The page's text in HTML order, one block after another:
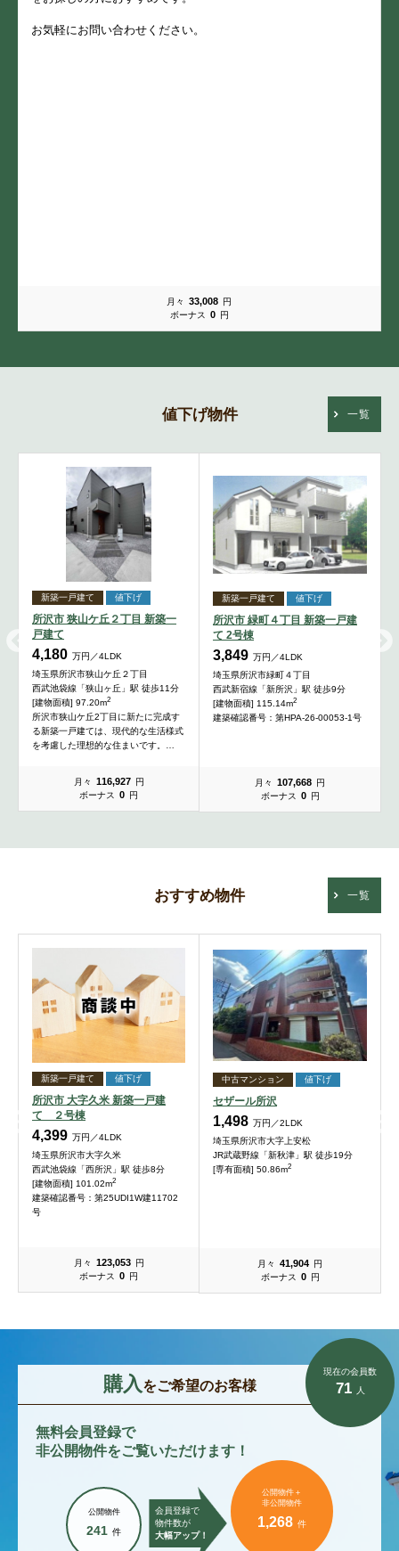
お気軽にお問い合わせください。
月々 33,008 円
ボーナス
0 円
値下げ物件 一覧
新築一戸建て 値下げ
所沢市 狭山ケ丘２丁目 新築一
戸建て
4,180 万円／4LDK
埼玉県所沢市狭山ケ丘２丁目
西武池袋線「狭山ヶ丘」駅 徒歩11分
[建物面積] 97.20m2
所沢市狭山ケ丘2丁目に新たに完成す
る新築一戸建ては、現代的な生活様式
を考慮した理想的な住まいです。…
月々 116,927 円
ボーナス
0 円
新築一戸建て 値下げ
所沢市 緑町４丁目 新築一戸建
て 2号棟
3,849 万円／4LDK
埼玉県所沢市緑町４丁目
西武新宿線「新所沢」駅 徒歩9分
[建物面積] 115.14m2
建築確認番号：第HPA-26-00053-1号
月々 107,668 円
ボーナス
0 円
おすすめ物件 一覧
新築一戸建て 値下げ
所沢市 大字久米 新築一戸建
て ２号棟
4,399 万円／4LDK
埼玉県所沢市大字久米
西武池袋線「西所沢」駅 徒歩8分
[建物面積] 101.02m2
建築確認番号：第25UDI1W建11702
号
月々 123,053 円
ボーナス
0 円
中古マンション 値下げ
セザール所沢
1,498 万円／2LDK
埼玉県所沢市大字上安松
JR武蔵野線「新秋津」駅 徒歩19分
[専有面積] 50.86m2
月々 41,904 円
ボーナス
0 円
購入 をご希望のお客様
無料会員登録で
非公開物件をご覧いただけます！
会員登録で
物件数が
大幅アップ！
公開物件
241 件
公開物件＋
非公開物件
1,268 件
現在の会員数
71 人